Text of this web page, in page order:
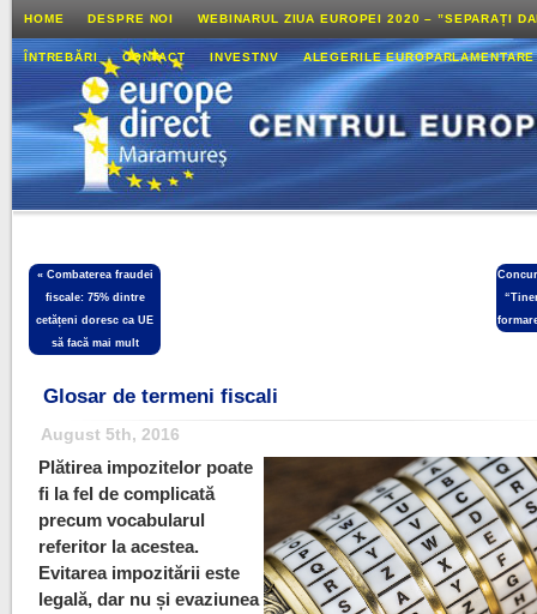
HOME DESPRE NOI WEBINARUL ZIUA EUROPEI 2020 – ”SEPARAȚI
ÎNTREBĂRI CONTACT INVESTNV ALEGERILE
« Combaterea fraudei
fiscale: 75% dintre
cetățeni doresc ca UE
să facă mai mult
Glosar de termeni fiscali
August 5th, 2016
Plătirea impozitelor poate
fi la fel de complicată
precum vocabularul
referitor la acestea.
Evitarea impozitării este
legală, dar nu și evaziunea